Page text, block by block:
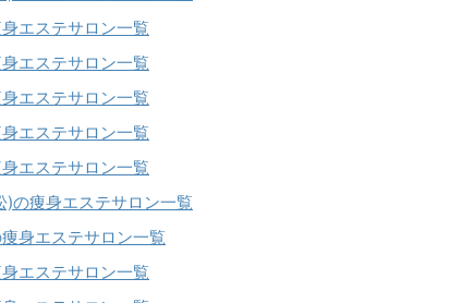
エステサロン一覧
エステサロン一覧
エステサロン一覧
エステサロン一覧
エステサロン一覧
)の痩身エステサロン一覧
身エステサロン一覧
エステサロン一覧